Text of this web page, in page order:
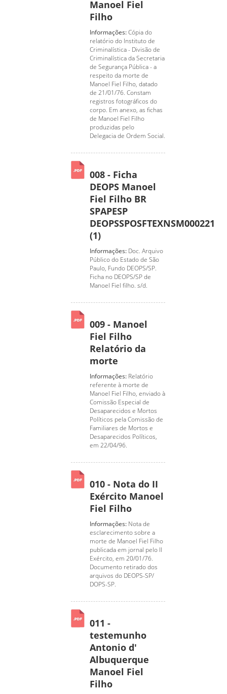
Manoel Fiel
Filho
Informações:Cópia do
relatório do Instituto de
Criminalística - Divisão de
Criminalística da Secretaria
de Segurança Pública - a
respeito da morte de
Manoel Fiel Filho, datado
de 21/01/76. Constam
registros fotográficos do
corpo. Em anexo, as fichas
de Manoel Fiel Filho
produzidas pelo
Delegacia de Ordem Social.
008 - Ficha
DEOPS Manoel
Fiel Filho BR
SPAPESP
DEOPSSPOSFTEXNSM000221
(1)
Informações: Doc. Arquivo
Público do Estado de São
Paulo, Fundo DEOPS/SP.
Ficha no DEOPS/SP de
Manoel Fiel filho. s/d.
009 - Manoel
Fiel Filho
Relatório da
morte
Informações: Relatório
referente à morte de
Manoel Fiel Filho, enviado à
Comissão Especial de
Desaparecidos e Mortos
Políticos pela Comissão de
Familiares de Mortos e
Desaparecidos Políticos,
em 22/04/96.
010 - Nota do II
Exército Manoel
Fiel Filho
Informações: Nota de
esclarecimento sobre a
morte de Manoel Fiel Filho
publicada em jornal pelo II
Exército, em 20/01/76.
Documento retirado dos
arquivos do DEOPS-SP/
DOPS-SP.
011 -
testemunho
Antonio d'
Albuquerque
Manoel Fiel
Filho